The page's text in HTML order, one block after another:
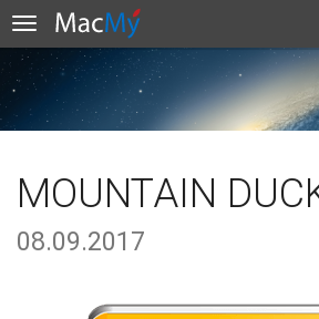
MOUNTAIN
08.09.2017